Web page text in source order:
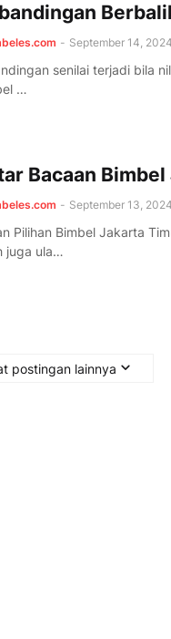
- September 14, 2024
senilai terjadi bila
…
Bacaan
- September 13, 2024
Pilihan Bimbel Jakarta
juga ula…
postingan lainnya